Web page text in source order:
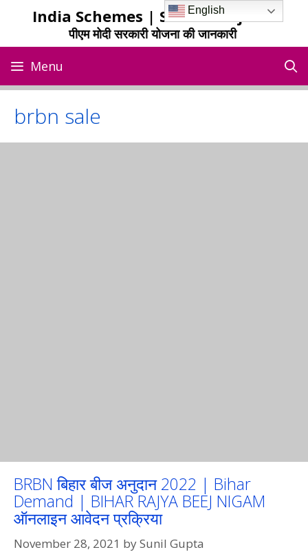
India Schemes | Sarkari Yojana
पीएम मोदी सरकारी योजना की जानकारी
Menu
brbn sale
BRBN बिहार बीज अनुदान 2022 | Bihar
Demand | BIHAR RAJYA BEEJ NIGAM
ऑनलाइन आवेदन प्रक्रिया
November 28, 2021 bySunil Gupta
English